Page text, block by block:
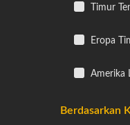
Timur
Eropa
Amerika
Berdasarkan